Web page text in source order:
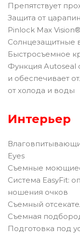
Препятствует
Защита от
Pinlock Max
Солнцезащитные
Быстросъемное
Функция Autoseal
и обеспечивает
от холода и воды
Интерьер
Eyes
Съемные
Система EasyFit:
ношения очков
Съемный
Съемная
Подготовка под